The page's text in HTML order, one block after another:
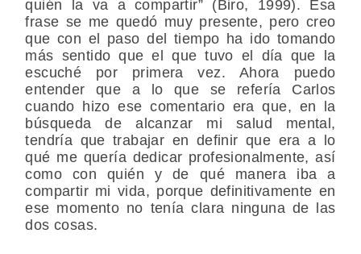
quién la va a compartir” (Biro, 1999). Esa
frase se me quedó muy presente, pero creo
que con el paso del tiempo ha ido tomando
más sentido que el que tuvo el día que la
escuché por primera vez. Ahora puedo
entender que a lo que se refería Carlos
cuando hizo ese comentario era que, en la
búsqueda de alcanzar mi salud mental,
tendría que trabajar en definir que era a lo
qué me quería dedicar profesionalmente, así
como con quién y de qué manera iba a
compartir mi vida, porque definitivamente en
ese momento no tenía clara ninguna de las
dos cosas.